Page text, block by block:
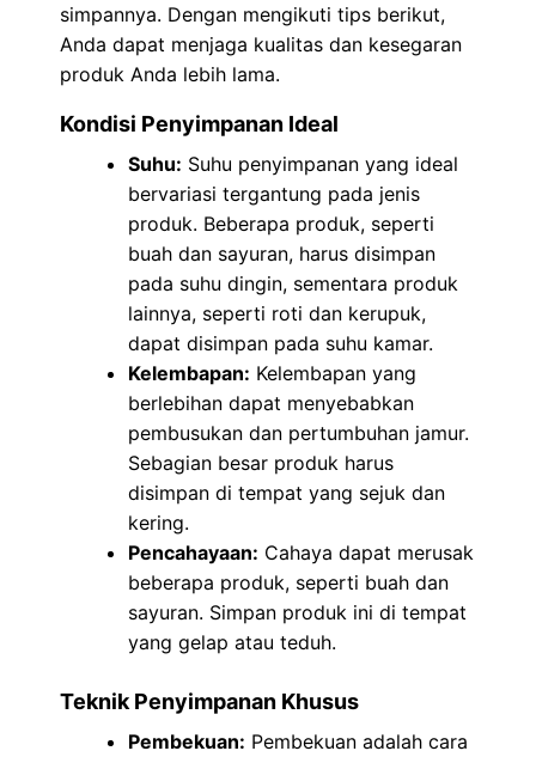
simpannya. Dengan mengikuti tips berikut,
Anda dapat menjaga kualitas dan kesegaran
produk Anda lebih lama.
Kondisi Penyimpanan Ideal
Suhu: Suhu penyimpanan yang ideal
bervariasi tergantung pada jenis
produk. Beberapa produk, seperti
buah dan sayuran, harus disimpan
pada suhu dingin, sementara produk
lainnya, seperti roti dan kerupuk,
dapat disimpan pada suhu kamar.
Kelembapan: Kelembapan yang
berlebihan dapat menyebabkan
pembusukan dan pertumbuhan jamur.
Sebagian besar produk harus
disimpan di tempat yang sejuk dan
kering.
Pencahayaan: Cahaya dapat merusak
beberapa produk, seperti buah dan
sayuran. Simpan produk ini di tempat
yang gelap atau teduh.
Teknik Penyimpanan Khusus
Pembekuan: Pembekuan adalah cara